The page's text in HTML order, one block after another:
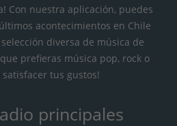
Con nuestra aplicación, puedes
acontecimientos en Chile
diversa de música de
prefieras música pop, rock o
tus gustos!
principales